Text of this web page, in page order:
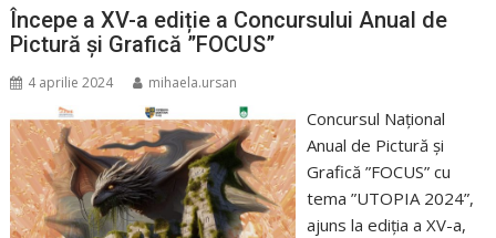
Începe a XV-a ediție a Concursului Anual de
Pictură și Grafică ”FOCUS”
4 aprilie 2024 mihaela.ursan
Concursul Național
Anual de Pictură și
Grafică ”FOCUS” cu
tema ”UTOPIA 2024”,
ajuns la ediția a XV-a,